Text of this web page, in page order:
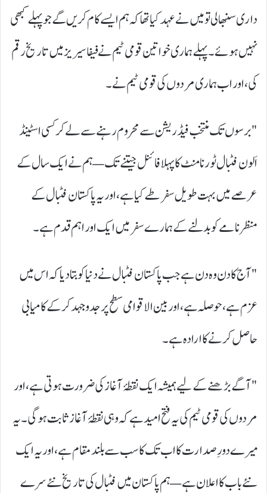
داری سنبھالی تو میں نے عہد کیا تھا کہ ہم ایسے کام کریں گے جو پہلے کبھی
نہیں ہوئے۔ پہلے ہماری خواتین قومی ٹیم نے فیفا سیریز میں تاریخ رقم
کی، اور اب ہماری مردوں کی قومی ٹیم نے۔
"برسوں تک منتخب فیڈریشن سے محروم رہنے سے لے کر کسی اسٹینڈ
اَلون فٹبال ٹورنامنٹ کا پہلا فائنل جیتنے تک — ہم نے ایک سال کے
عرصے میں بہت طویل سفر طے کیا ہے، اور یہ پاکستان فٹبال کے
منظرنامے کو بدلنے کے ہمارے سفر میں ایک اور اہم قدم ہے۔
"آج کا دن وہ دن ہے جب پاکستان فٹبال نے دنیا کو بتا دیا کہ اس میں
عزم ہے، حوصلہ ہے، اور بین الاقوامی سطح پر جدوجہد کر کے کامیابی
حاصل کرنے کا ارادہ ہے۔
"آگے بڑھنے کے لیے ہمیشہ ایک نقطۂ آغاز کی ضرورت ہوتی ہے، اور
مردوں کی قومی ٹیم کی یہ فتح امید ہے کہ وہی نقطۂ آغاز ثابت ہوگی۔ یہ
میرے دورِ صدارت کا اب تک کا سب سے بلند مقام ہے، اور یہ ایک
نئے باب کا اعلان ہے — ہم پاکستان میں فٹبال کی تاریخ نئے سرے